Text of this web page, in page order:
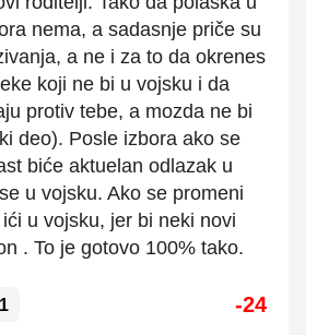
nema, a sadasnje priče su
a ne i za to da okrenes
koji ne bi u vojsku i da
protiv tebe, a mozda ne bi
deo). Posle izbora ako se
biće aktuelan odlazak u
u vojsku. Ako se promeni
u vojsku, jer bi neki novi
. To je gotovo 100% tako.
-24